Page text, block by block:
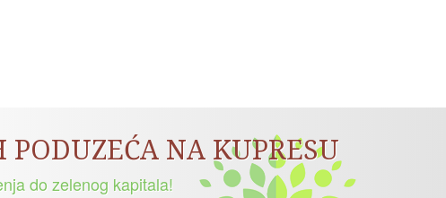
NA KUPRESU
do zelenog kapitala!